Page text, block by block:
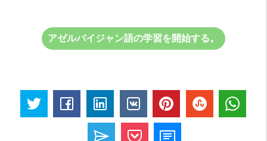
アゼルバイジャン語の学習を開始する。